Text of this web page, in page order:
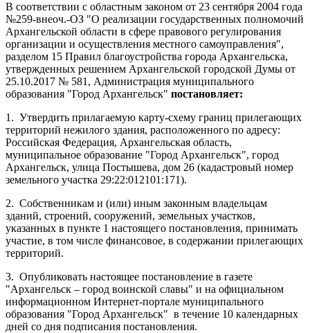
В соответствии с областным законом от 23 сентября 2004 года
№259-внеоч.-ОЗ "О реализации государственных полномочий
Архангельской области в сфере правового регулирования
организации и осуществления местного самоуправления",
разделом 15 Правил благоустройства города Архангельска,
утвержденных решением Архангельской городской Думы от
25.10.2017 № 581, Администрация муниципального
образования "Город Архангельск" постановляет:
1. Утвердить прилагаемую карту-схему границ прилегающих
территорий нежилого здания, расположенного по адресу:
Российская Федерация, Архангельская область,
муниципальное образование "Город Архангельск", город
Архангельск, улица Постышева, дом 26 (кадастровый номер
земельного участка 29:22:012101:171).
2. Собственникам и (или) иным законным владельцам
зданий, строений, сооружений, земельных участков,
указанных в пункте 1 настоящего постановления, принимать
участие, в том числе финансовое, в содержании прилегающих
территорий.
3. Опубликовать настоящее постановление в газете
"Архангельск – город воинской славы" и на официальном
информационном Интернет-портале муниципального
образования "Город Архангельск" в течение 10 календарных
дней со дня подписания постановления.